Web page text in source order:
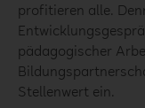
profitieren alle.
pädagogischer
Stellenwert ein.